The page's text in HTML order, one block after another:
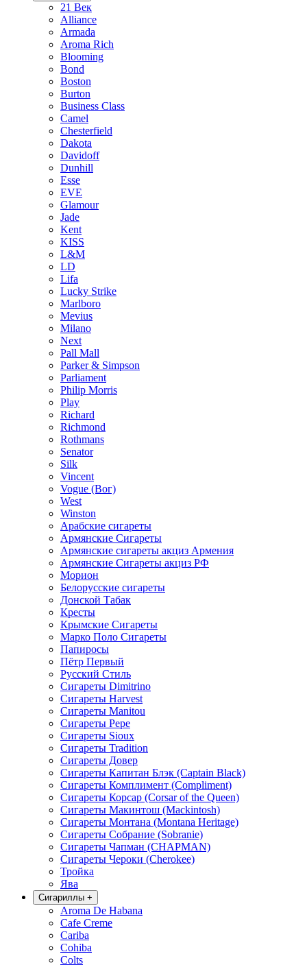
21 Век
Alliance
Armada
Aroma Rich
Blooming
Bond
Boston
Burton
Business Class
Camel
Chesterfield
Dakota
Davidoff
Dunhill
Esse
EVE
Glamour
Jade
Kent
KISS
L&M
LD
Lifa
Lucky Strike
Marlboro
Mevius
Milano
Next
Pall Mall
Parker & Simpson
Parliament
Philip Morris
Play
Richard
Richmond
Rothmans
Senator
Silk
Vincent
Vogue (Вог)
West
Winston
Арабские сигареты
Армянские Сигареты
Армянские сигареты акциз Армения
Армянские Сигареты акциз РФ
Морион
Белорусские сигареты
Донской Табак
Кресты
Крымские Сигареты
Марко Поло Сигареты
Папиросы
Пётр Первый
Русский Стиль
Сигареты Dimitrino
Сигареты Harvest
Сигареты Manitou
Сигареты Pepe
Сигареты Sioux
Сигареты Tradition
Сигареты Довер
Сигареты Капитан Блэк (Captain Black)
Сигареты Комплимент (Compliment)
Сигареты Корсар (Corsar of the Queen)
Сигареты Макинтош (Mackintosh)
Сигареты Монтана (Montana Heritage)
Сигареты Собрание (Sobranie)
Сигареты Чапман (CHAPMAN)
Сигареты Чероки (Cherokee)
Тройка
Ява
Сигариллы +
Aroma De Habana
Cafe Creme
Cariba
Cohiba
Colts